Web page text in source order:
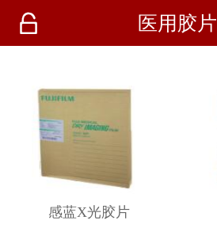
 医用胶片
感蓝X光胶片